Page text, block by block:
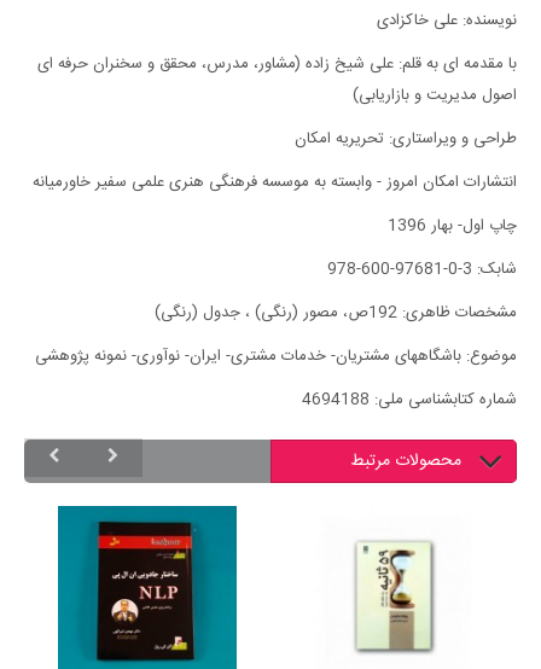
نویسنده: علی خاکزادی
با مقدمه ای به قلم: علی شیخ زاده (مشاور، مدرس، محقق و سخنران حرفه ای
اصول مدیریت و بازاریابی)
طراحی و ویراستاری: تحریریه امکان
انتشارات امکان امروز - وابسته به موسسه فرهنگی هنری علمی سفیر خاورمیانه
چاپ اول- بهار 1396
شابک: 3-0-97681-600-978
مشخصات ظاهری: 192ص، مصور (رنگی) ، جدول (رنگی)
موضوع: باشگاههای مشتریان- خدمات مشتری- ایران- نوآوری- نمونه پژوهشی
شماره کتابشناسی ملی: 4694188
محصولات مرتبط